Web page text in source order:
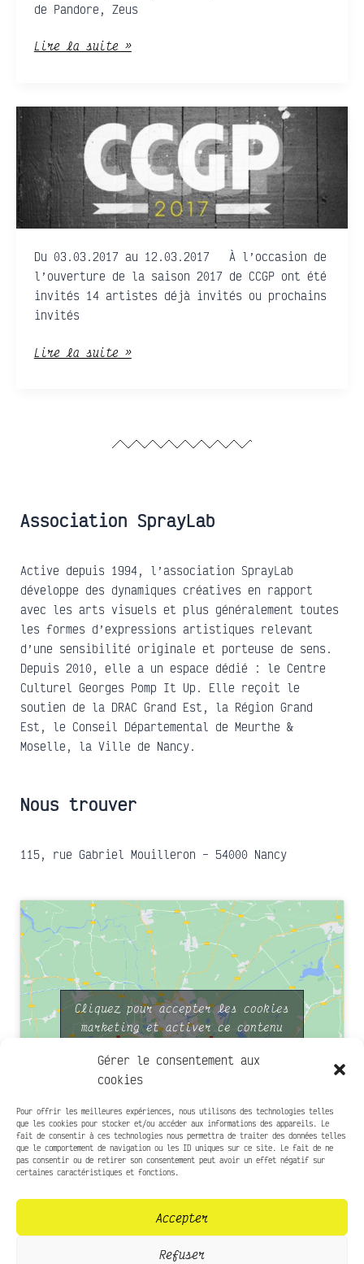
Gérer le consentement aux
cookies
Pour offrir les meilleures expériences, nous utilisons des technologies telles
que les cookies pour stocker et/ou accéder aux informations des appareils. Le
fait de consentir à ces technologies nous permettra de traiter des données telles
que le comportement de navigation ou les ID uniques sur ce site. Le fait de ne
pas consentir ou de retirer son consentement peut avoir un effet négatif sur
certaines caractéristiques et fonctions.
Accepter
Refuser
de Pandore, Zeus
Lire la suite »
Du 03.03.2017 au 12.03.2017 À l’occasion de
l’ouverture de la saison 2017 de CCGP ont été
invités 14 artistes déjà invités ou prochains
invités
CCGP
2017
OUVERTURE
DE
SAISON
Lire la suite »
Association SprayLab
Active depuis 1994, l’association SprayLab
développe des dynamiques créatives en rapport
avec les arts visuels et plus généralement toutes
les formes d’expressions artistiques relevant
d’une sensibilité originale et porteuse de sens.
Depuis 2010, elle a un espace dédié : le Centre
Culturel Georges Pomp It Up. Elle reçoit le
soutien de la DRAC Grand Est, la Région Grand
Est, le Conseil Départemental de Meurthe &
Moselle, la Ville de Nancy.
Nous trouver
115, rue Gabriel Mouilleron – 54000 Nancy
Cliquez pour accepter les cookies
marketing et activer ce contenu
Infos pratiques